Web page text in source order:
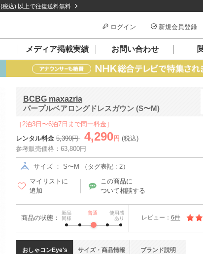
税込) 以上で往復送料無料
ログイン 新規会員登録
メディア掲載実績 お問い合わせ
BCBG maxazria
パープルベアロングドレスガウン (S〜M)
［2泊3日〜6泊7日まで同一料金］
レンタル料金 5,390円 4,290 円 (税込)
参考販売価格：63,800円
サイズ ： S〜M （タグ表記 : 2）
マイリストに
追加
この商品に
ついて相談する
商品の状態：
新品
同様
普通
使用感
あり
レビュー： 6件
おしゃコンEye's サイズ・ 商品情報 ブランド説明